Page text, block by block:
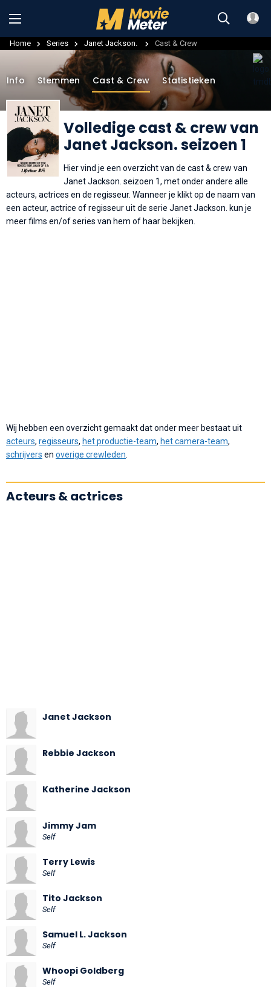
Home Series Janet Jackson. Cast & Crew
Volledige cast & crew van
Janet Jackson. seizoen 1
Info Stemmen Cast & Crew Statistieken
Hier vind je een overzicht van de cast & crew van
Janet Jackson. seizoen 1, met onder andere alle
acteurs, actrices en de regisseur. Wanneer je klikt op de naam van
een acteur, actrice of regisseur uit de serie Janet Jackson. kun je
meer films en/of series van hem of haar bekijken.
Wij hebben een overzicht gemaakt dat onder meer bestaat uit
acteurs, regisseurs, het productie-team, het camera-team,
schrijvers en overige crewleden
Acteurs & actrices
Janet Jackson
Rebbie Jackson
Katherine Jackson
Jimmy Jam
Self
Terry Lewis
Self
Tito Jackson
Self
Samuel L. Jackson
Self
Whoopi Goldberg
Self